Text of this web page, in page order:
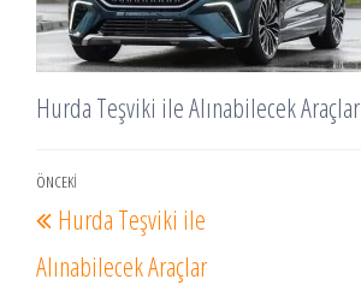
Hurda Teşviki ile Alınabilecek Araçlar
Yazı
gezinmesi
Önceki
Yazı
ÖNCEKI
Hurda Teşviki ile
Alınabilecek Araçlar